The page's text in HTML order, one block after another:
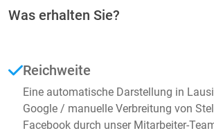
Was erhalten Sie?
Reichweite
Eine automatische Darstellung in
Google / manuelle Verbreitung von
Facebook durch unser Mitarbeiter-